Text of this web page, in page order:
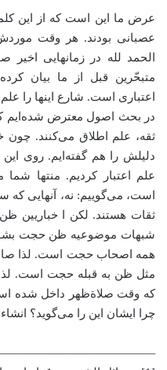
عرض ما این است که از این
عصبانی بودند. هر وقت
الحمد لله در زمانهایی
متبحّرین قبل از ما بیان
اعتباری است. شارع اینها را
در بحث اصول معترض شده‌ایم
ثقه، علم اطلاق می‌کنند. چون
دلیلش را هم گفته‌ایم. روی
علم اعتبار کردیم. منتها
است، می‌گوییم:‌ نه،‌ آنهایی که
ثقات هستند. لکن ا خباریین
شبهات موضوعیه ظن حجت
همه اصحاب حجت است. لذا
مثل ظن به قبله حجت است.
که وقت صلاة‌ظهر داخل شده
چرا ایشان این را می‌گوید؟